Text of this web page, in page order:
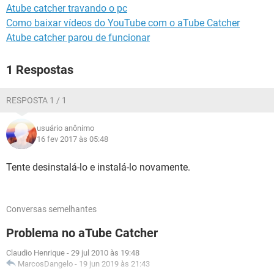
Atube catcher travando o pc
Como baixar vídeos do YouTube com o aTube Catcher
Atube catcher parou de funcionar
1 Respostas
RESPOSTA 1 / 1
usuário anônimo
16 fev 2017 às 05:48
Tente desinstalá-lo e instalá-lo novamente.
Conversas semelhantes
Problema no aTube Catcher
Claudio Henrique - 29 jul 2010 às 19:48
MarcosDangelo - 19 jun 2019 às 21:43